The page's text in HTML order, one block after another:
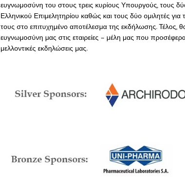
ευγνωμοσύνη του στους τρεις κυρίους Υπουργούς, τους
Ελληνικού Επιμελητηρίου καθώς και τους δύο ομιλητές
τους στο επιτυχημένο αποτέλεσμα της εκδήλωσης. Τέλος,
ευγνωμοσύνη μας στις εταιρείες – μέλη μας που
μελλοντικές εκδηλώσεις μας.